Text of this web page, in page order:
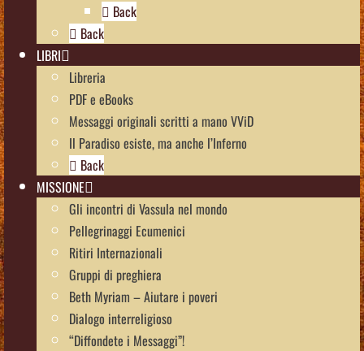
Back
Back
LIBRI
Libreria
PDF e eBooks
Messaggi originali scritti a mano VViD
Il Paradiso esiste, ma anche l’Inferno
Back
MISSIONE
Gli incontri di Vassula nel mondo
Pellegrinaggi Ecumenici
Ritiri Internazionali
Gruppi di preghiera
Beth Myriam – Aiutare i poveri
Dialogo interreligioso
“Diffondete i Messaggi”!